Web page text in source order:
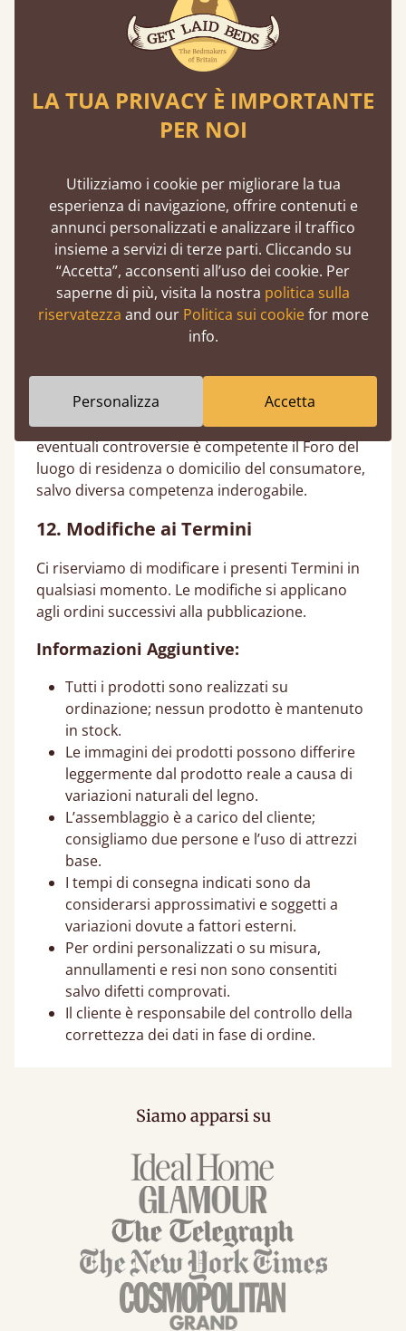
I prodotti sono destinati ad uso personale e non
per rivendita o esportazione.
9. Privacy
La gestione dei tuoi dati personali è disciplinata
sul Sito.
10. Forza Maggiore
Non siamo responsabili per ritardi o
inadempienze dovuti a cause fuori dal nostro
controllo, quali calamità naturali, scioperi, eventi
pandemici, ecc.
Il contratto è regolato dalla legge italiana. Per
eventuali controversie è competente il Foro del
luogo di residenza o domicilio del consumatore,
salvo diversa competenza inderogabile.
12. Modifiche ai Termini
Ci riserviamo di modificare i presenti Termini in
qualsiasi momento. Le modifiche si applicano
agli ordini successivi alla pubblicazione.
Informazioni Aggiuntive:
Tutti i prodotti sono realizzati su
ordinazione; nessun prodotto è mantenuto
in stock.
Le immagini dei prodotti possono differire
leggermente dal prodotto reale a causa di
variazioni naturali del legno.
L’assemblaggio è a carico del cliente;
consigliamo due persone e l’uso di attrezzi
base.
I tempi di consegna indicati sono da
considerarsi approssimativi e soggetti a
variazioni dovute a fattori esterni.
Per ordini personalizzati o su misura,
annullamenti e resi non sono consentiti
salvo difetti comprovati.
Il cliente è responsabile del controllo della
correttezza dei dati in fase di ordine.
Siamo apparsi su
LA TUA PRIVACY È IMPORTANTE
PER NOI
Utilizziamo i cookie per migliorare la tua
esperienza di navigazione, offrire contenuti e
annunci personalizzati e analizzare il traffico
insieme a servizi di terze parti. Cliccando su
“Accetta”, acconsenti all’uso dei cookie. Per
saperne di più, visita la nostra politica sulla
riservatezza and our Politica sui cookiefor more
info.
Personalizza Accetta